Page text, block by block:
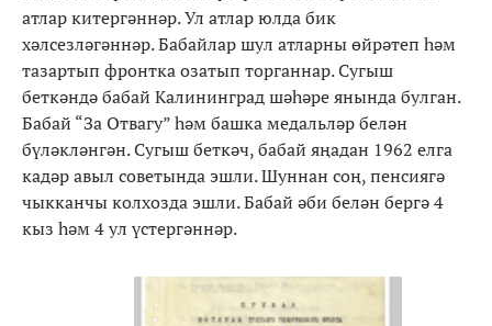
атлар китергәннәр. Ул атлар юлда бик
хәлсезләгәннәр. Бабайлар шул атларны өйрәтеп һәм
тазартып фронтка озатып торганнар. Сугыш
беткәндә бабай Калининград шәһәре янында булган.
Бабай “За Отвагу” һәм башка медальләр белән
бүләкләнгән. Сугыш беткәч, бабай яңадан 1962 елга
кадәр авыл советында эшли. Шуннан соң, пенсиягә
чыкканчы колхозда эшли. Бабай әби белән бергә 4
кыз һәм 4 ул үстергәннәр.